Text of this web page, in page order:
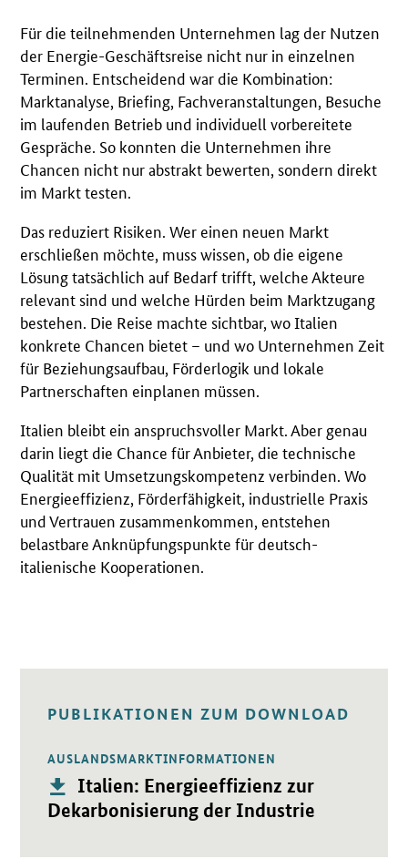
Für die teilnehmenden Unternehmen lag der Nutzen
der Energie-Geschäftsreise nicht nur in einzelnen
Terminen. Entscheidend war die Kombination:
Marktanalyse, Briefing, Fachveranstaltungen, Besuche
im laufenden Betrieb und individuell vorbereitete
Gespräche. So konnten die Unternehmen ihre
Chancen nicht nur abstrakt bewerten, sondern direkt
im Markt testen.
Das reduziert Risiken. Wer einen neuen Markt
erschließen möchte, muss wissen, ob die eigene
Lösung tatsächlich auf Bedarf trifft, welche Akteure
relevant sind und welche Hürden beim Marktzugang
bestehen. Die Reise machte sichtbar, wo Italien
konkrete Chancen bietet – und wo Unternehmen Zeit
für Beziehungsaufbau, Förderlogik und lokale
Partnerschaften einplanen müssen.
Italien bleibt ein anspruchsvoller Markt. Aber genau
darin liegt die Chance für Anbieter, die technische
Qualität mit Umsetzungskompetenz verbinden. Wo
Energieeffizienz, Förderfähigkeit, industrielle Praxis
und Vertrauen zusammenkommen, entstehen
belastbare Anknüpfungspunkte für deutsch-
italienische Kooperationen.
PUBLIKATIONEN ZUM DOWNLOAD
AUSLANDSMARKTINFORMATIONEN
Publikation:
Italien: Energieeffizienz zur
Dekarbonisierung der Industrie
Öffnet PDF "Italien: Energieeffizienz zur Dekarbonisierung